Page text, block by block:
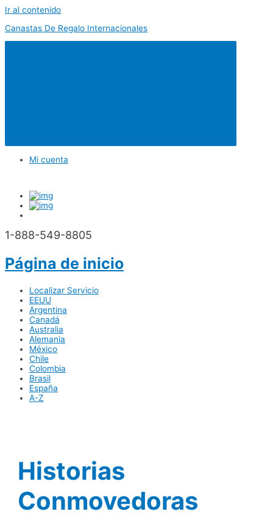
Ir al contenido
Canastas De Regalo Internacionales
Mi cuenta
1-888-549-8805
Página de inicio
Localizar Servicio
EEUU
Argentina
Canadá
Australia
Alemania
México
Chile
Colombia
Brasil
España
A-Z
Historias
Conmovedoras